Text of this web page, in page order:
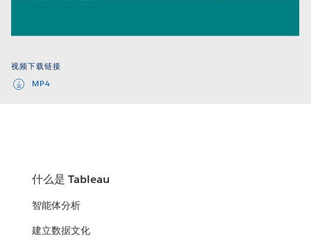
Video
视频下载链接
MP4
什么是 Tableau
智能体分析
建立数据文化